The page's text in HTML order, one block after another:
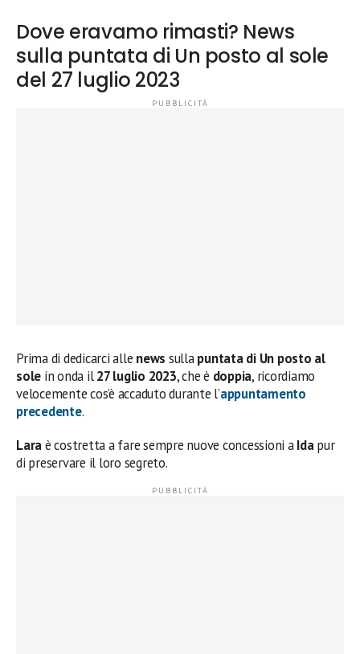
Dove eravamo rimasti? News
sulla puntata di Un posto al sole
del 27 luglio 2023
Prima di dedicarci alle news sullapuntata di Un posto al
sole in onda il27 luglio 2023, che è doppia, ricordiamo
velocemente cos’è accaduto durante l’appuntamento
precedente.
Laraè costretta a fare sempre nuove concessioni aIdapur
di preservare il loro segreto.